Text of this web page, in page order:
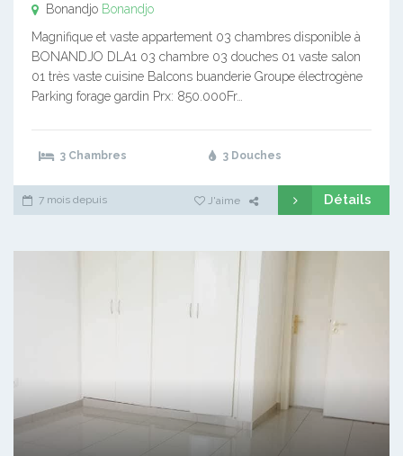
Bonandjo Bonandjo
Magnifique et vaste appartement 03 chambres disponible à
BONANDJO DLA1 03 chambre 03 douches 01 vaste salon
01 très vaste cuisine Balcons buanderie Groupe électrogène
Parking forage gardin Prx: 850.000Fr…
3 Chambres 3 Douches
7 mois depuis J'aime Détails